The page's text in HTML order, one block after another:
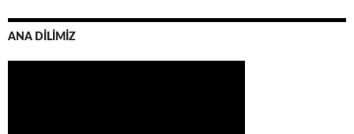
ANA DİLİMİZ